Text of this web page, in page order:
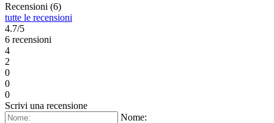
Recensioni (6)
tutte le recensioni
4.7/5
6 recensioni
4
2
0
0
0
Scrivi una recensione
Nome: